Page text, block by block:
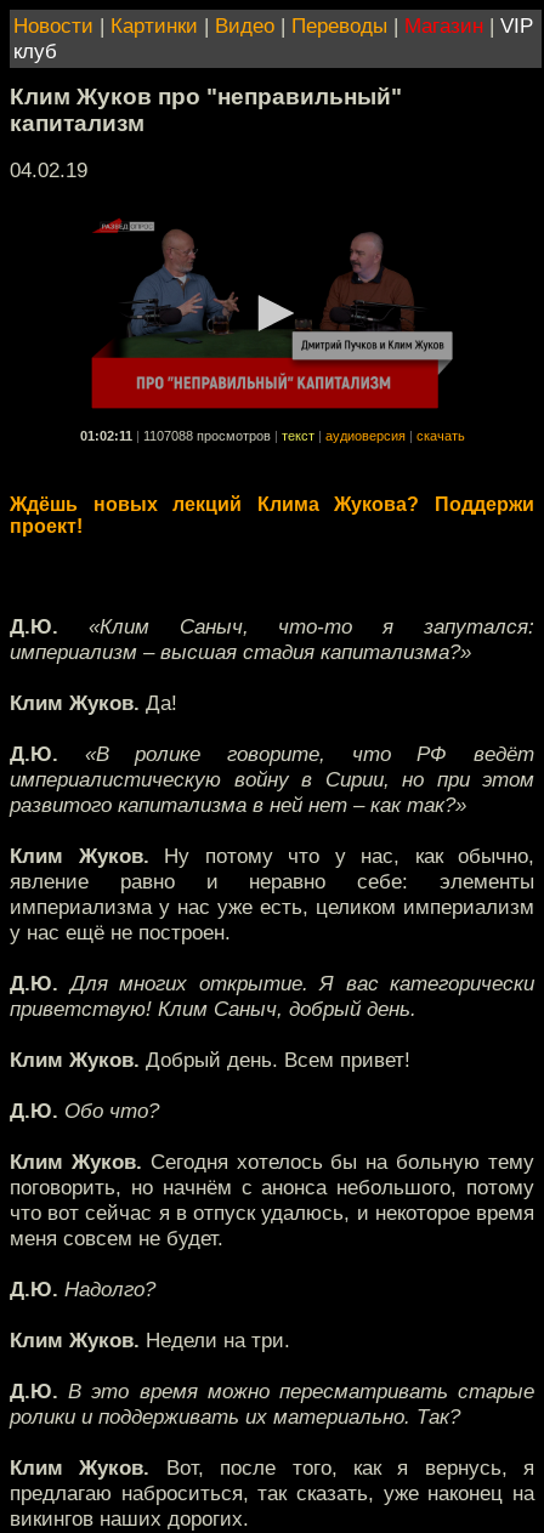
Новости | Картинки | Видео | Переводы | Магазин | VIP
клуб
Клим Жуков про "неправильный"
капитализм
04.02.19
01:02:11 1107088 просмотров текст аудиоверсия скачать
Ждёшь новых лекций Клима Жукова? Поддержи
проект!
Д.Ю. «Клим Саныч, что-то я запутался:
империализм – высшая стадия капитализма?»
Клим Жуков. Да!
Д.Ю. «В ролике говорите, что РФ ведёт
империалистическую войну в Сирии, но при этом
развитого капитализма в ней нет – как так?»
Клим Жуков. Ну потому что у нас, как обычно,
явление равно и неравно себе: элементы
империализма у нас уже есть, целиком империализм
у нас ещё не построен.
Д.Ю. Для многих открытие. Я вас категорически
приветствую! Клим Саныч, добрый день.
Клим Жуков. Добрый день. Всем привет!
Д.Ю. Обо что?
Клим Жуков. Сегодня хотелось бы на больную тему
поговорить, но начнём с анонса небольшого, потому
что вот сейчас я в отпуск удалюсь, и некоторое время
меня совсем не будет.
Д.Ю. Надолго?
Клим Жуков. Недели на три.
Д.Ю. В это время можно пересматривать старые
ролики и поддерживать их материально. Так?
Клим Жуков. Вот, после того, как я вернусь, я
предлагаю наброситься, так сказать, уже наконец на
викингов наших дорогих.